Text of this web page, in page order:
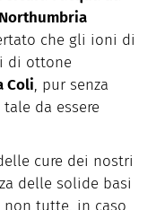
Northumbria
che gli ioni di
di ottone
Coli, pur senza
da essere
cure dei nostri
delle solide basi